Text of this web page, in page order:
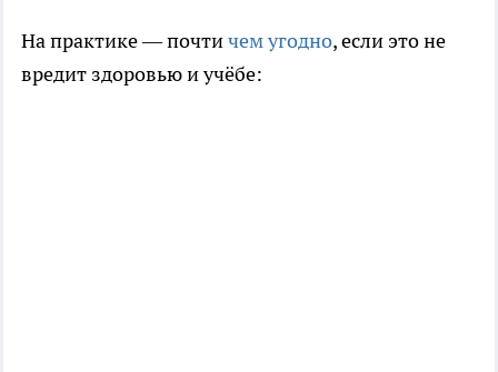
На практике — почтичем угодно, если это не
вредит здоровью и учёбе: